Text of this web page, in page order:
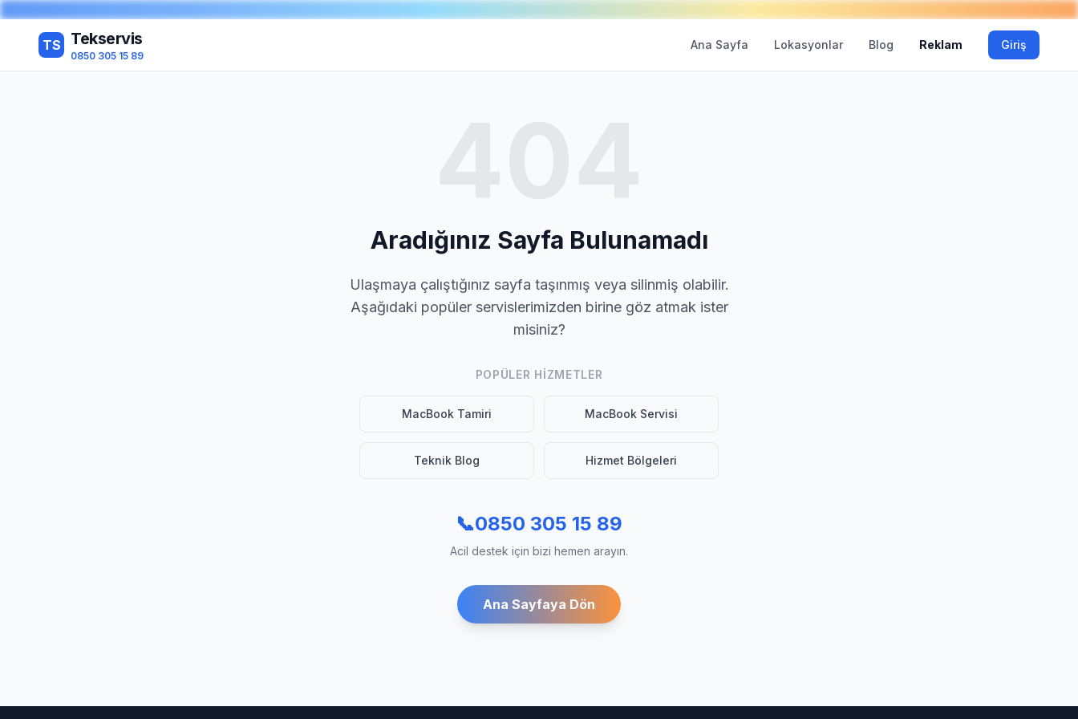
TS Tekservis
0850 305 15 89
Ana Sayfa Lokasyonlar Blog Reklam Giriş
Aradığınız Sayfa Bulunamadı
Ulaşmaya çalıştığınız sayfa taşınmış veya silinmiş olabilir.
Aşağıdaki popüler servislerimizden birine göz atmak ister
misiniz?
POPÜLER HIZMETLER
MacBook Tamiri MacBook Servisi
Teknik Blog Hizmet Bölgeleri
📞0850 305 15 89
Acil destek için bizi hemen arayın.
Ana Sayfaya Dön